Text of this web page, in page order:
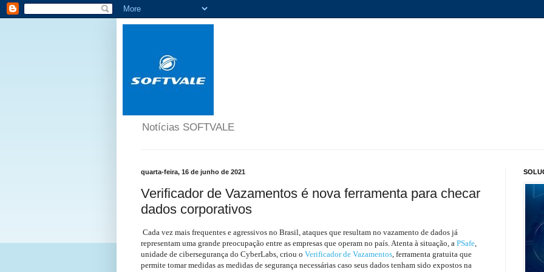
Notícias SOFTVALE
quarta-feira, 16 de junho de 2021
Verificador de Vazamentos é nova ferramenta para checar
dados corporativos
Cada vez mais frequentes e agressivos no Brasil, ataques que resultam no vazamento de dados já
representam uma grande preocupação entre as empresas que operam no país. Atenta à situação, a PSafe,
unidade de cibersegurança do CyberLabs, criou o Verificador de Vazamentos, ferramenta gratuita que
permite tomar medidas as medidas de segurança necessárias caso seus dados tenham sido expostos na